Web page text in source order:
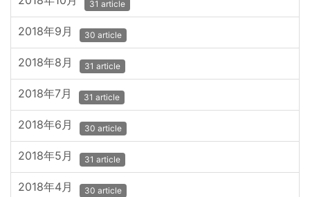
31 article
2018年9月 30 article
2018年8月 31 article
2018年7月 31 article
2018年6月 30 article
2018年5月 31 article
2018年4月 30 article